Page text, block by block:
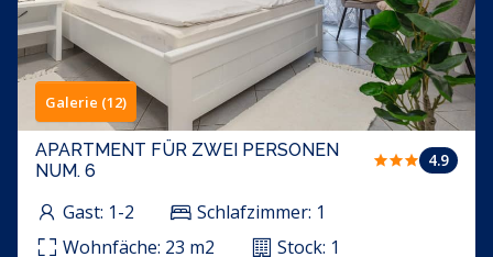
Galerie (12)
APARTMENT FÜR ZWEI PERSONEN
NUM. 6
4.9
Gast: 1-2 Schlafzimmer: 1
Wohnfäche: 23 m2 Stock: 1